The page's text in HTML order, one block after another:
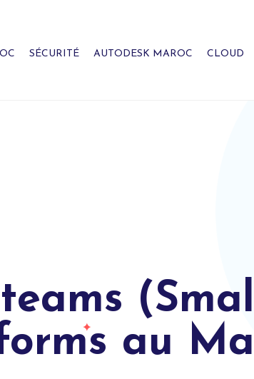
SÉCURITÉ AUTODESK MAROC CLOUD
au